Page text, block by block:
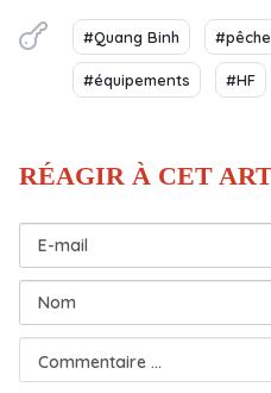
#Quang Binh #pêche
#équipements #HF